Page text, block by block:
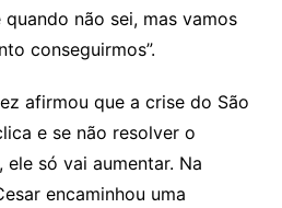
não sei, mas vamos
conseguirmos”.
afirmou que a crise do São
e se não resolver o
só vai aumentar. Na
encaminhou uma